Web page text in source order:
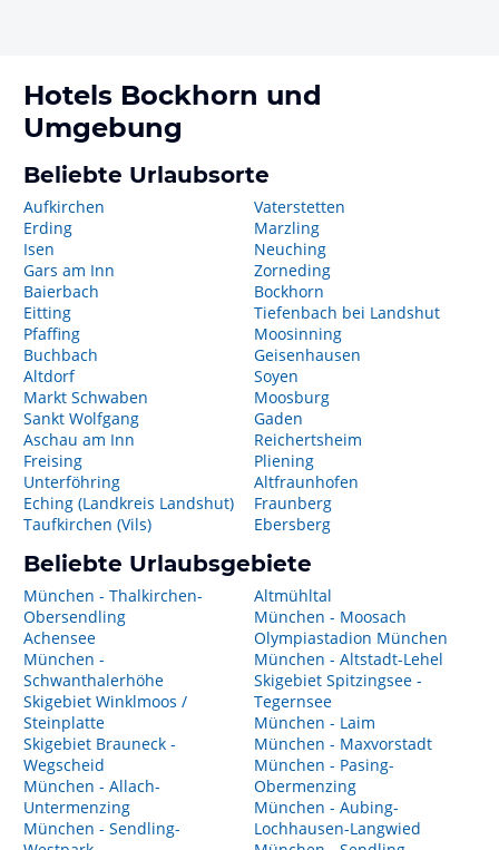
Hotels Bockhorn und
Umgebung
Beliebte Urlaubsorte
Aufkirchen
Erding
Isen
Gars am Inn
Baierbach
Eitting
Pfaffing
Buchbach
Altdorf
Markt Schwaben
Sankt Wolfgang
Aschau am Inn
Freising
Unterföhring
Eching (Landkreis Landshut)
Taufkirchen (Vils)
Vaterstetten
Marzling
Neuching
Zorneding
Bockhorn
Tiefenbach bei Landshut
Moosinning
Geisenhausen
Soyen
Moosburg
Gaden
Reichertsheim
Pliening
Altfraunhofen
Fraunberg
Ebersberg
Beliebte Urlaubsgebiete
München - Thalkirchen-
Obersendling
Achensee
München -
Schwanthalerhöhe
Skigebiet Winklmoos /
Steinplatte
Skigebiet Brauneck -
Wegscheid
München - Allach-
Untermenzing
München - Sendling-
Altmühltal
München - Moosach
Olympiastadion München
München - Altstadt-Lehel
Skigebiet Spitzingsee -
Tegernsee
München - Laim
München - Maxvorstadt
München - Pasing-
Obermenzing
München - Aubing-
Lochhausen-Langwied